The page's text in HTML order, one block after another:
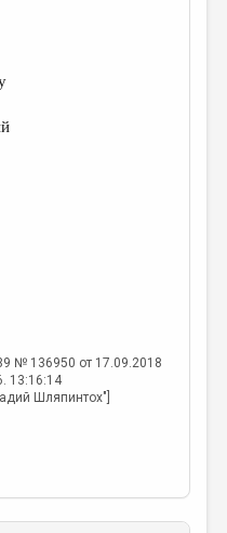
№ 136950 от 17.09.2018
13:16:14
Шляпинтох"]